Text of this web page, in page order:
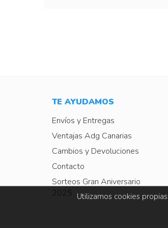
TE AYUDAMOS
Envíos y Entregas
Ventajas Adg Canarias
Cambios y Devoluciones
Contacto
Sorteos Gran Aniversario
2025 Utilizamos cookies